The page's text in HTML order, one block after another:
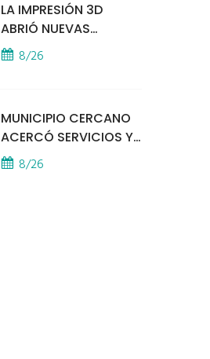
LA IMPRESIÓN 3D
ABRIÓ NUEVAS
PUERTAS AL
APRENDIZAJE Y LA
8/26
MUNICIPIO CERCANO
ACERCÓ SERVICIOS Y
ATENCIÓN A LOS
VECINOS EL
8/26